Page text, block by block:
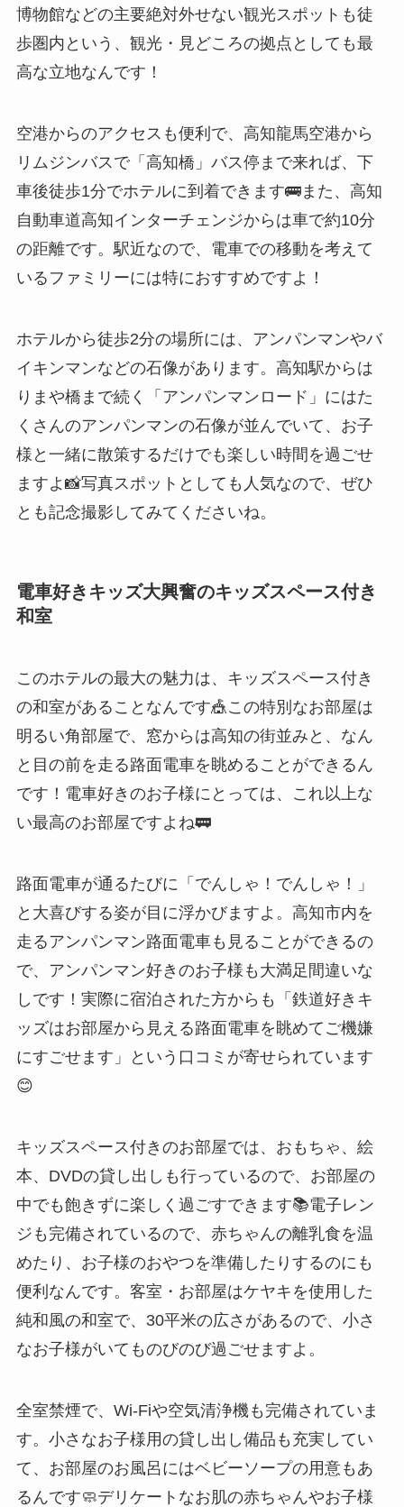
博物館などの主要絶対外せない観光スポットも徒
歩圏内という、観光・見どころの拠点としても最
高な立地なんです！
空港からのアクセスも便利で、高知龍馬空港から
リムジンバスで「高知橋」バス停まで来れば、下
車後徒歩1分でホテルに到着できます🚌また、高知
自動車道高知インターチェンジからは車で約10分
の距離です。駅近なので、電車での移動を考えて
いるファミリーには特におすすめですよ！
ホテルから徒歩2分の場所には、アンパンマンやバ
イキンマンなどの石像があります。高知駅からは
りまや橋まで続く「アンパンマンロード」にはた
くさんのアンパンマンの石像が並んでいて、お子
様と一緒に散策するだけでも楽しい時間を過ごせ
ますよ📸写真スポットとしても人気なので、ぜひ
とも記念撮影してみてくださいね。
電車好きキッズ大興奮のキッズスペース付き
和室
このホテルの最大の魅力は、キッズスペース付き
の和室があることなんです🎪この特別なお部屋は
明るい角部屋で、窓からは高知の街並みと、なん
と目の前を走る路面電車を眺めることができるん
です！電車好きのお子様にとっては、これ以上な
い最高のお部屋ですよね🚃
路面電車が通るたびに「でんしゃ！でんしゃ！」
と大喜びする姿が目に浮かびますよ。高知市内を
走るアンパンマン路面電車も見ることができるの
で、アンパンマン好きのお子様も大満足間違いな
しです！実際に宿泊された方からも「鉄道好きキ
ッズはお部屋から見える路面電車を眺めてご機嫌
にすごせます」という口コミが寄せられています
😊
キッズスペース付きのお部屋では、おもちゃ、絵
本、DVDの貸し出しも行っているので、お部屋の
中でも飽きずに楽しく過ごすできます📚電子レン
ジも完備されているので、赤ちゃんの離乳食を温
めたり、お子様のおやつを準備したりするのにも
便利なんです。客室・お部屋はケヤキを使用した
純和風の和室で、30平米の広さがあるので、小さ
なお子様がいてものびのび過ごせますよ。
全室禁煙で、Wi-Fiや空気清浄機も完備されていま
す。小さなお子様用の貸し出し備品も充実してい
て、お部屋のお風呂にはベビーソープの用意もあ
るんです🧼デリケートなお肌の赤ちゃんやお子様